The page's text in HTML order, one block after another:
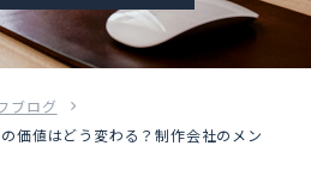
ブログ
価値はどう変わる？制作会社のメン